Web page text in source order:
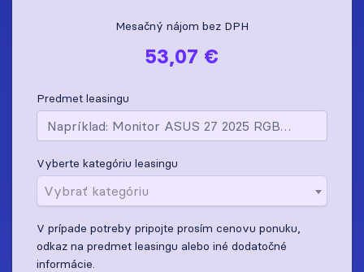
Mesačný nájom bez DPH
53,07 €
Predmet leasingu
Vyberte kategóriu leasingu
Vybrať kategóriu
V prípade potreby pripojte prosím cenovu ponuku,
odkaz na predmet leasingu alebo iné dodatočné
informácie.